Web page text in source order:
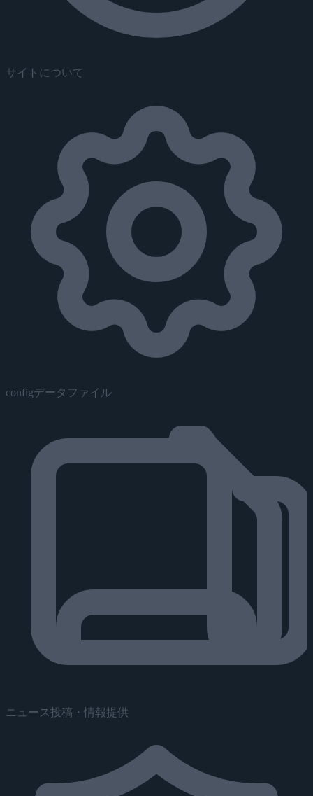
サイトについて
configデータファイル
ニュース投稿・情報提供